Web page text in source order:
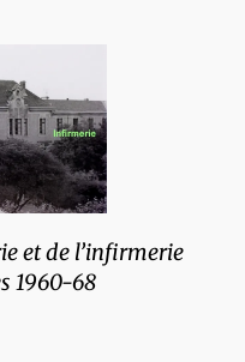
et de l’infirmerie
1960-68